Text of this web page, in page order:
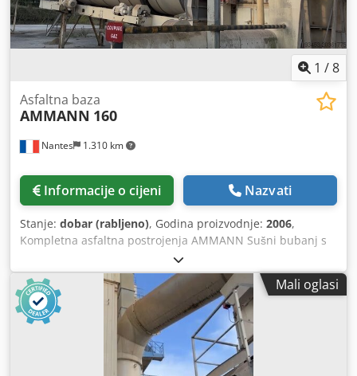
1 /8
Nantes 1.310 km
Asfaltna baza
AMMANN 160
Informacije o cijeni Nazvati
Stanje: dobar (rabljeno), Godina proizvodnje: 2006,
Kompletna asfaltna postrojenja AMMANN Sušni bubanj s
plamenikom: 2006. Filtar: 2014. ERMIIS automatizacija:
2013. Kapacitet: 160 tona/sat Stroj trenutno u fazi
demontaže Cedpsxqpvtjfx Agtorf
Mali oglasi